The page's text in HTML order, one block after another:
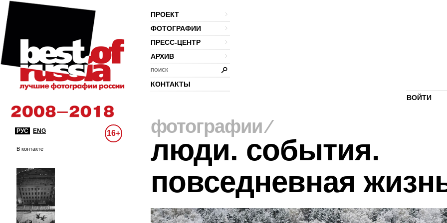
ПРОЕКТ
ФОТОГРАФИИ
ПРЕСС-ЦЕНТР
АРХИВ
ПОИСК
КОНТАКТЫ
ВОЙТИ
РУС ENG 16+
В контакте
фотографии⁄
люди. события.
повседневная